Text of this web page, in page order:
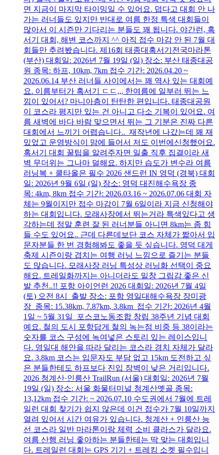
면 지금이 마지막 타이밍일 수 있어요. 덥다고 대회 안 나
가는 러너들도 있지만 반대로 여름 한정 특색 대회들이
많아서 이 시즌만 기다리는 분들도 꽤 됩니다. 야간런, 혹
서기 대회, 해변 코스까지 ^^ 아직 접수 마감 안 된 7월 대
회들만 추려봤습니다. 제16회 태종대혹서기전국마라톤
(부산) 대회일: 2026년 7월 19일 (일) 장소: 부산 태종대공
원 종목: 하프, 10km, 7km 접수 기간: 2026.04.20 ~
2026.06.14 부산 러너들 사이에서는 꽤 역사 있는 대회예
요. 이름부터가 혹서기 ㄷㄷ,,, 한여름에 일부러 뛰는 느
낌이 있어서? 마니아층이 탄탄한 편입니다. 태종대공원
이 코스라 평지만 있는 건 아니고 다소 기복이 있어요. 여
름 새벽에 바다 바람 맞으면서 뛰는 그 기분은 진짜 다른
대회에서 느끼기 어렵습니다.. 재작년에 나갔는데 꽤 재
밌었고 운영방식이 맘에 들어서 저도 이번에신청했어요.
혹서기 대회 꿀팁을 알려주자면 일출 직후 집결이라 새
벽 무더위는 그나마 덜해요. 하지만 습도가 변수라 여름
러닝복 + 쿨타올은 필수 2026 샌드런 IN 영덕 (경북) 대회
일: 2026년 9월 6일 (일) 장소: 영덕 대진해수욕장 종
목: 4km, 8km 접수 기간: 2026.03.16 ~ 2026.07.06 대회 자
체는 9월이지만 접수 마감이 7월 6일이라 지금 신청해야
하는 대회입니다. 모래사장에서 뛰는거라 특색있다고 생
각하는데 정말 훈련 잘 된 러너분들 아니면 8km는 좀 힘
들 수도 있어요.. 근데 다른데보단 코스 자체가 짧아서 입
문자분들 한 번 경험해봐도 좋을 듯 싶습니다. 영덕 대게
축제 시즌이랑 겹치는 여행 러닝 느낌으로 즐기는 분들
도 많습니다. 모래사장 러닝 특성상 러닝화 선택이 중요
해요. 트레일화까지는 아니더라도 밑창 그립감 좋은 신
발 추천..!! 포항 아이언런 2026 대회일: 2026년 7월 4일
(토) 오전 8시 출발 장소: 포항 영일대해수욕장 장미광
장 종목: 15.38km, 7.87km, 3.8km 접수 기간: 2026년 4월
1일 ~ 5월 31일 포스코노동조합 창립 38주년 기념 대회
예요. 철의 도시 포항답게 철의 녹는점 비중 등 38이라는
숫자를 코스 구성에 녹여넣은 스토리 있는 레이스입니
다. 영일대 해안을 따라 달리는 코스라 경치 자체가 달라
요. 3.8km 코스는 입문자도 부담 없고 15km 도전하고 싶
은 분들한테도 하프보다 진입 장벽이 낮은 거리입니다.
2026 청계산·인릉산 TrailRun (서울) 대회일: 2026년 7월
19일 (일) 장소: 서울 화물터미널 청계산옛골 종목:
13,12km 접수 기간: ~ 2026.07.10 수도권에서 7월에 트레
일런 대회 찾기가 쉽지 않은데 이건 접수가 7월 10일까지
열려 있어서 시간 여유가 있습니다. 청계산 + 인릉산 능
선 코스라 일반 마라톤이랑 체력 소비 클라스가 달라요.
여름 산행 러닝 좋아하는 분들한테는 딱 맞는 대회입니
다. 트레일런 대회는 GPS 기기 + 트레킹 소켓 필수입니